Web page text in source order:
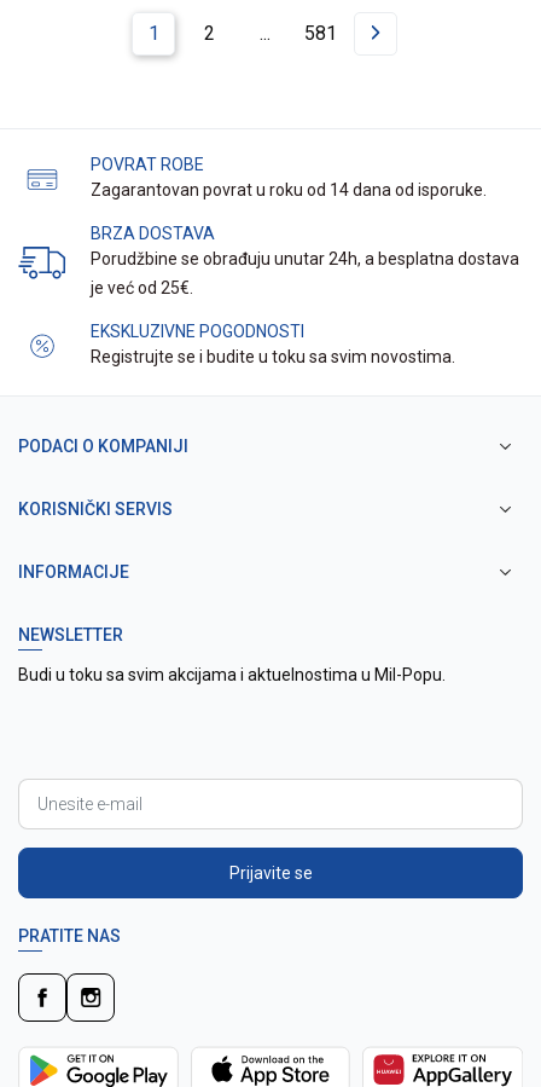
1 2 ... 581
POVRAT ROBE
Zagarantovan povrat u roku od 14 dana od isporuke.
BRZA DOSTAVA
Porudžbine se obrađuju unutar 24h, a besplatna dostava
je već od 25€.
EKSKLUZIVNE POGODNOSTI
Registrujte se i budite u toku sa svim novostima.
PODACI O KOMPANIJI
KORISNIČKI SERVIS
INFORMACIJE
NEWSLETTER
Budi u toku sa svim akcijama i aktuelnostima u Mil-Popu.
Prijavite se
PRATITE NAS